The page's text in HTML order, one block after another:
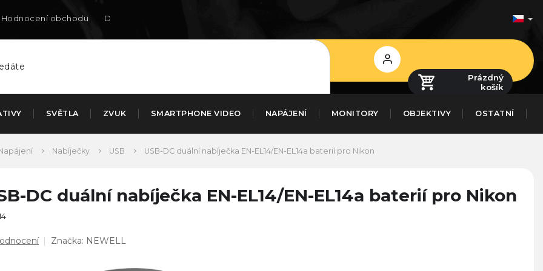
Hodnocení obchodu Doručení na SK
Přihlášení
Prázdný
košík
SVĚTLA ZVUK SMARTPHONE VIDEO NAPÁJENÍ MONITORY OBJEKTIVY OSTATNÍ
Nabíječky USB USB-DC duální nabíječka EN-EL14/EN-EL14a baterií pro Nikon
DC duální nabíječka EN-EL14/EN-EL14a baterií pro Nikon
Značka: NEWELL